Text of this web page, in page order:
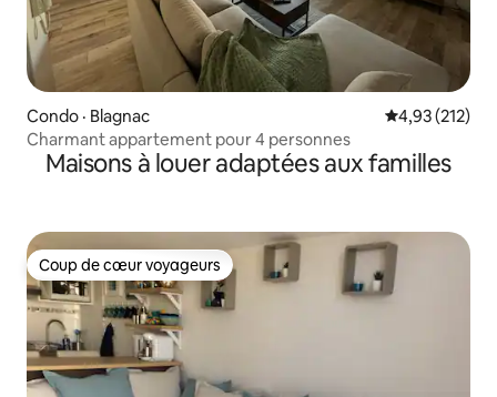
Condo · Blagnac Note
4,93 (212)
Charmant appartement pour 4 personnes
Maisons à louer adaptées aux familles
Coup de cœur voyageurs
Coup de cœur voyageurs